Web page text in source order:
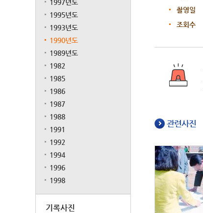
1997년도
1995년도
1993년도
1990년도
1989년도
1982
1985
1986
1987
1988
1991
1992
1994
1996
1998
기록사진
촬영일
조회수
관련사진